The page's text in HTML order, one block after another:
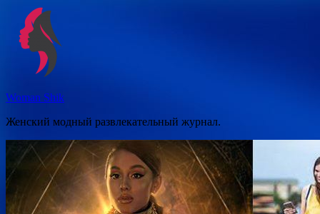
Перейти
содержимому
Woman Shik
Женский модный развлекательный журнал.